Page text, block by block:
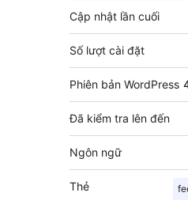
Cập nhật lần cuối
Số lượt cài đặt
Phiên bản WordPress
Đã kiểm tra lên đến
Ngôn ngữ
Thẻ